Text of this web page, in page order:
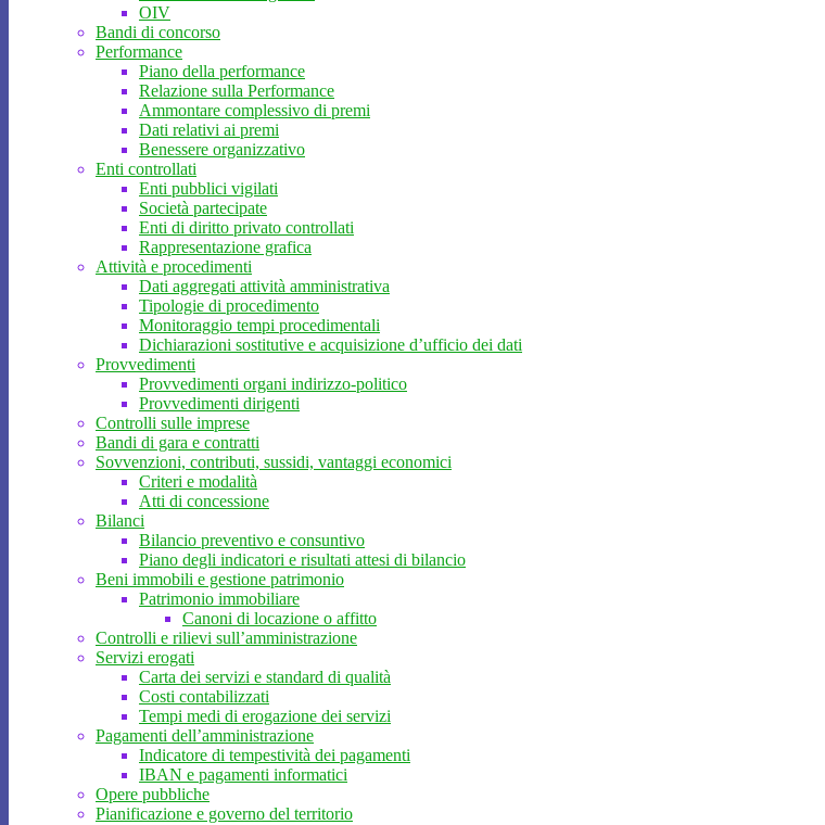
OIV
Bandi di concorso
Performance
Piano della performance
Relazione sulla Performance
Ammontare complessivo di premi
Dati relativi ai premi
Benessere organizzativo
Enti controllati
Enti pubblici vigilati
Società partecipate
Enti di diritto privato controllati
Rappresentazione grafica
Attività e procedimenti
Dati aggregati attività amministrativa
Tipologie di procedimento
Monitoraggio tempi procedimentali
Dichiarazioni sostitutive e acquisizione d’ufficio dei dati
Provvedimenti
Provvedimenti organi indirizzo-politico
Provvedimenti dirigenti
Controlli sulle imprese
Bandi di gara e contratti
Sovvenzioni, contributi, sussidi, vantaggi economici
Criteri e modalità
Atti di concessione
Bilanci
Bilancio preventivo e consuntivo
Piano degli indicatori e risultati attesi di bilancio
Beni immobili e gestione patrimonio
Patrimonio immobiliare
Canoni di locazione o affitto
Controlli e rilievi sull’amministrazione
Servizi erogati
Carta dei servizi e standard di qualità
Costi contabilizzati
Tempi medi di erogazione dei servizi
Pagamenti dell’amministrazione
Indicatore di tempestività dei pagamenti
IBAN e pagamenti informatici
Opere pubbliche
Pianificazione e governo del territorio